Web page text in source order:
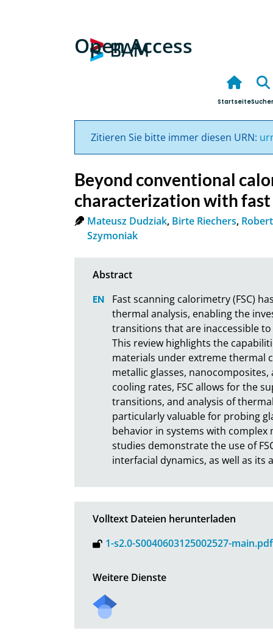
Open Access
Startseite
Zitieren Sie bitte immer diesen URN:
Beyond conventional
characterization with fast
Mateusz Dudziak, Birte Riechers,
Szymoniak
Fast scanning calorimetry (FSC)
thermal analysis, enabling the
transitions that are inaccessible
This review highlights the
materials under extreme thermal
metallic glasses,
cooling rates, FSC allows for the
transitions, and analysis of
particularly valuable for probing
behavior in systems with
studies demonstrate the use of
interfacial dynamics, as well as its
Volltext Dateien herunterladen
1-s2.0-S0040603125002527-main.pdf
Weitere Dienste